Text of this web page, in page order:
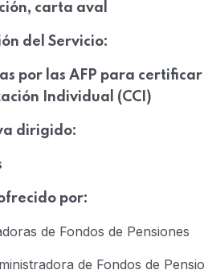
carta aval
del Servicio:
por las AFP para
Individual (CCI)
dirigido:
por:
de Fondos de Pensiones
de Fondos de